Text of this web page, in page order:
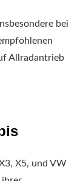
bei
Allradantrieb
X5, und VW